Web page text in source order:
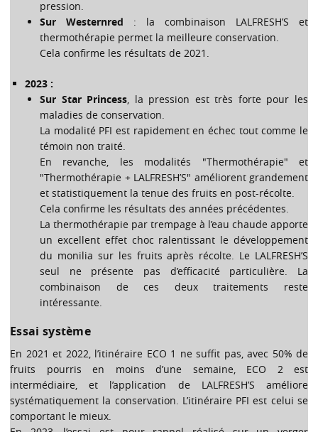
pression.
Sur Westernred : la combinaison LALFRESH’S et
thermothérapie permet la meilleure conservation.
Cela confirme les résultats de 2021.
2023 :
Sur Star Princess , la pression est très forte pour les
maladies de conservation.
La modalité PFI est rapidement en échec tout comme le
témoin non traité.
En revanche, les modalités "Thermothérapie" et
"Thermothérapie + LALFRESH’S" améliorent grandement
et statistiquement la tenue des fruits en post-récolte.
Cela confirme les résultats des années précédentes.
La thermothérapie par trempage à l’eau chaude apporte
un excellent effet choc ralentissant le développement
du monilia sur les fruits après récolte. Le LALFRESH’S
seul ne présente pas d’efficacité particulière. La
combinaison de ces deux traitements reste
intéressante.
Essai système
En 2021 et 2022, l’itinéraire ECO 1 ne suffit pas, avec 50% de
fruits pourris en moins d’une semaine, ECO 2 est
intermédiaire, et l’application de LALFRESH’S améliore
systématiquement la conservation. L’itinéraire PFI est celui se
comportant le mieux.